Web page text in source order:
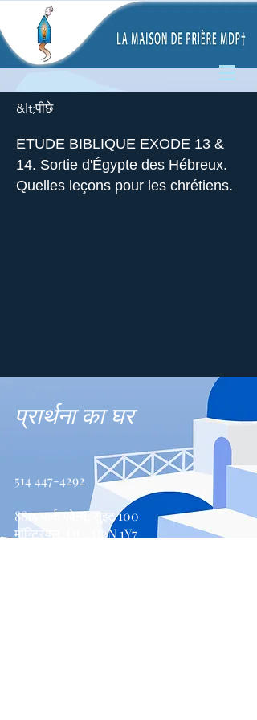
&lt;पीछे
ETUDE BIBLIQUE EXODE 13 &
14. Sortie d'Égypte des Hébreux.
Quelles leçons pour les chrétiens.
प्रार्थना का घर
514 447-4292
8815 पार्क एवेन्यू, सुइट 100
मॉन्ट्रियल, QC, H2N 1Y7